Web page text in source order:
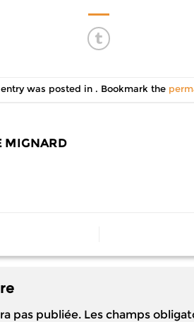
was posted in . Bookmark the
MIGNARD
pas publiée. Les champs